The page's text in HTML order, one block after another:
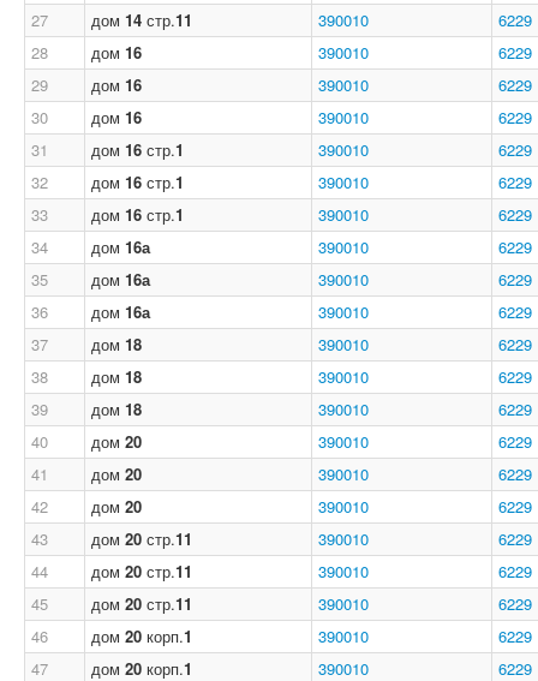
27
дом 14 стр.11 390010
6229
28
дом 16 390010
6229
29
дом 16 390010
6229
30
дом 16 390010
6229
31
дом 16 стр.1 390010
6229
32
дом 16 стр.1 390010
6229
33
дом 16 стр.1 390010
6229
34
дом 16а 390010
6229
35
дом 16а 390010
6229
36
дом 16а 390010
6229
37
дом 18 390010
6229
38
дом 18 390010
6229
39
дом 18 390010
6229
40
дом 20 390010
6229
41
дом 20 390010
6229
42
дом 20 390010
6229
43
дом 20 стр.11 390010
6229
44
дом 20 стр.11 390010
6229
45
дом 20 стр.11 390010
6229
46
дом 20 корп.1 390010
6229
47
дом 20 корп.1 390010
6229